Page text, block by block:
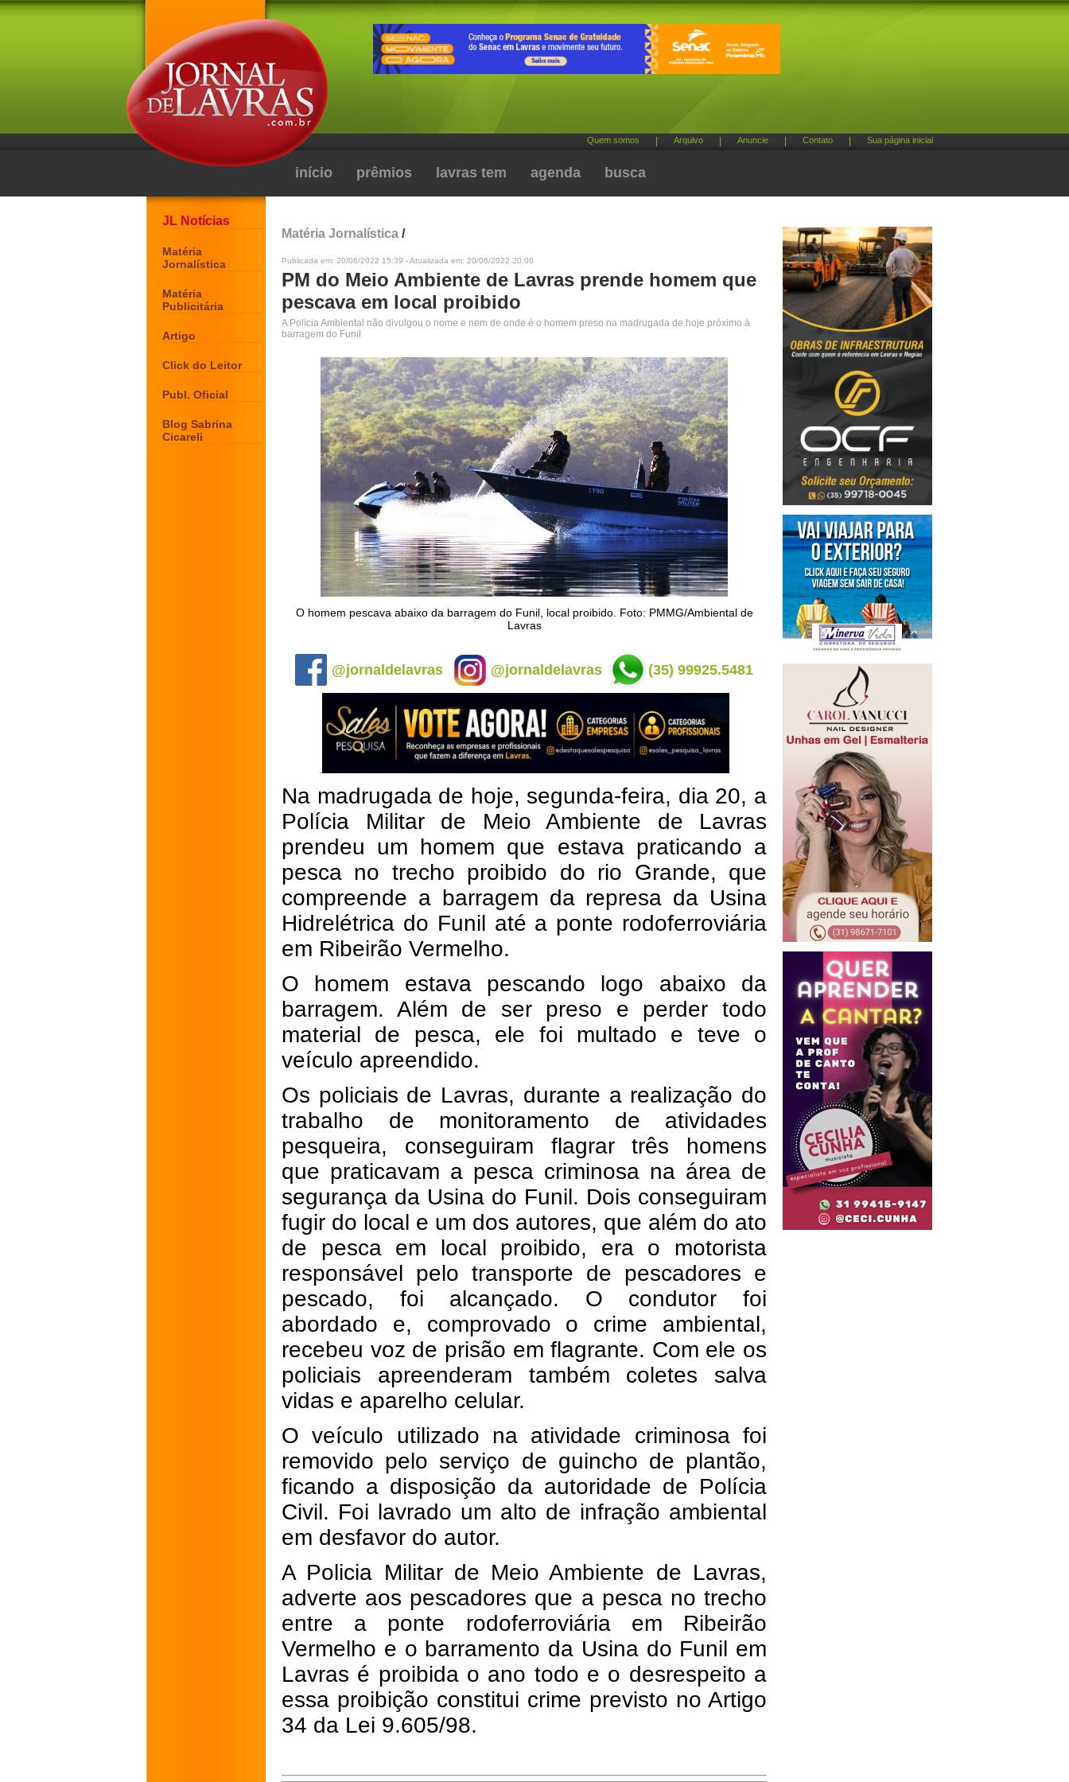
Quem somos Arquivo Anuncie Contato Sua página inicial
início prêmios lavras tem agenda busca
JL Notícias
Matéria
Jornalística
Matéria
Publicitária
Artigo
Click do Leitor
Publ. Oficial
Blog Sabrina
Cicareli
Matéria Jornalística /
Publicada em: 20/06/2022 15:39 - Atualizada em: 20/06/2022 20:00
PM do Meio Ambiente de Lavras prende homem que
pescava em local proibido
A Polícia Ambiental não divulgou o nome e nem de onde é o homem preso na madrugada de hoje próximo à
barragem do Funil
O homem pescava abaixo da barragem do Funil, local proibido. Foto: PMMG/Ambiental de
Lavras
@jornaldelavras @jornaldelavras (35) 99925.5481
Na madrugada de hoje, segunda-feira, dia 20, a
Polícia Militar de Meio Ambiente de Lavras
prendeu um homem que estava praticando a
pesca no trecho proibido do rio Grande, que
compreende a barragem da represa da Usina
Hidrelétrica do Funil até a ponte rodoferroviária
em Ribeirão Vermelho.
O homem estava pescando logo abaixo da
barragem. Além de ser preso e perder todo
material de pesca, ele foi multado e teve o
veículo apreendido.
Os policiais de Lavras, durante a realização do
trabalho de monitoramento de atividades
pesqueira, conseguiram flagrar três homens
que praticavam a pesca criminosa na área de
segurança da Usina do Funil. Dois conseguiram
fugir do local e um dos autores, que além do ato
de pesca em local proibido, era o motorista
responsável pelo transporte de pescadores e
pescado, foi alcançado. O condutor foi
abordado e, comprovado o crime ambiental,
recebeu voz de prisão em flagrante. Com ele os
policiais apreenderam também coletes salva
vidas e aparelho celular.
O veículo utilizado na atividade criminosa foi
removido pelo serviço de guincho de plantão,
ficando a disposição da autoridade de Polícia
Civil. Foi lavrado um alto de infração ambiental
em desfavor do autor.
A Policia Militar de Meio Ambiente de Lavras,
adverte aos pescadores que a pesca no trecho
entre a ponte rodoferroviária em Ribeirão
Vermelho e o barramento da Usina do Funil em
Lavras é proibida o ano todo e o desrespeito a
essa proibição constitui crime previsto no Artigo
34 da Lei 9.605/98.